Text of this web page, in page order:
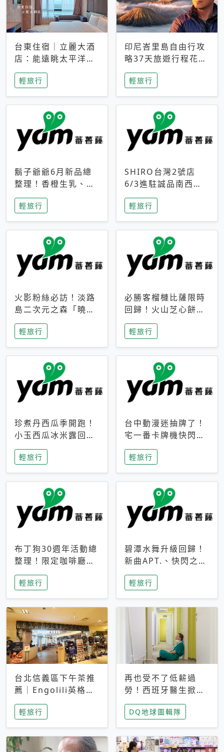
台東住宿｜立麗大酒
店：能遠眺太平洋與
中央山脈，被田野包
圍的台東度假感住宿
輕旅行
印尼峇里島自由行攻
略37天旅遊行程花費
5萬台幣 ❤️別等退休
才去圓夢 (附8.5萬次
下載峇里島地圖)😍
輕旅行
鬍子爺爺6月新品總
整理！香橙生乳、青
檸乳酪到PAPA磁
鐵，販售細節一次看
輕旅行
SHIRO台灣2號店
6/3進駐誠品南西！
限定香氛「果茶」與
永續店裝同步亮相
輕旅行
火影粉絲必訪！淡路
島二次元之森「曉」
解謎任務9月起全面
支援中文
輕旅行
必勝客榴槤比薩限時
回歸！火山芝心餅
皮、榴槤冰淇淋到樂
事聯名一次開吃
輕旅行
珍煮丹西瓜季開跑！
小玉西瓜冰米露回
歸，4公升分享壺也
成今夏焦點
輕旅行
台中動漫迷抽牌了！
宅一番卡牌機快閃草
悟道，15大人氣IP一
次開抽
輕旅行
布丁狗30週年活動總
整理！限定咖啡廳、
生日派對到路跑活動
一次看
輕旅行
碧潭水舞升級回歸！
新曲APT.、快閃之夜
到飛板秀，初夏夜遊
亮點一次看
輕旅行
台北信義區下午茶推
薦｜Engolili英格莉
莉統一時代店，花園
秘境雙人套餐必拍熔
岩鬆餅塔
輕旅行
再也受不了低薪過
勞！西班牙醫生掀罷
工潮、近四成護理師
想離職 但外國醫生
能解決問題嗎？
DQ地球圖輯隊